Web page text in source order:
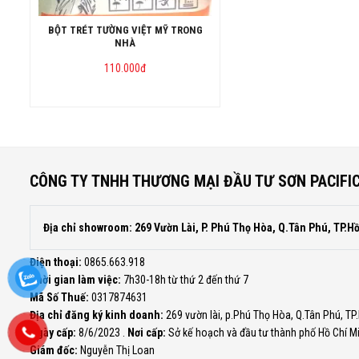
BỘT TRÉT TƯỜNG VIỆT MỸ TRONG
NHÀ
110.000đ
CÔNG TY TNHH THƯƠNG MẠI ĐẦU TƯ SƠN
Địa chỉ showroom: 269 Vườn Lài, P. Phú Thọ Hòa, Q.Tân Phú,
Điện thoại: 0865.663.918
Thời gian làm việc: 7h30-18h từ thứ 2 đến thứ 7
Mã Số Thuế: 0317874631
Địa chỉ đăng ký kinh doanh: 269 vườn lài, p.Phú Thọ Hòa, Q.Tân Phú,
Ngày cấp: 8/6/2023 . Nơi cấp: Sở kế hoạch và đầu tư thành phố Hồ Chí
Giám đốc: Nguyễn Thị Loan